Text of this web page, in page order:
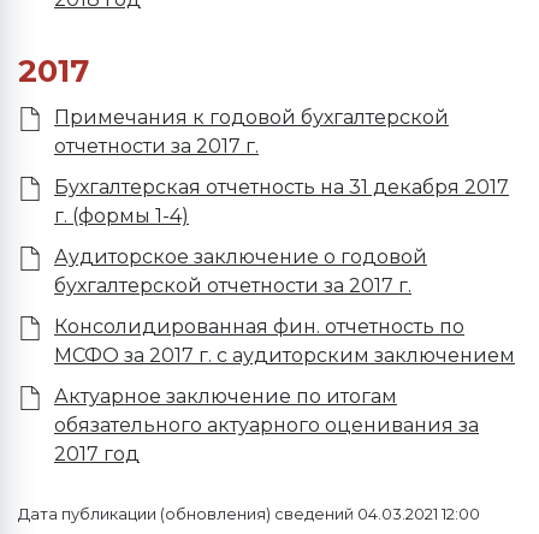
2017
Примечания к годовой бухгалтерской
отчетности за 2017 г.
Бухгалтерская отчетность на 31 декабря 2017
г. (формы 1-4)
Аудиторское заключение о годовой
бухгалтерской отчетности за 2017 г.
Консолидированная фин. отчетность по
МСФО за 2017 г. с аудиторским заключением
Актуарное заключение по итогам
обязательного актуарного оценивания за
2017 год
Дата публикации (обновления) сведений 04.03.2021 12:00